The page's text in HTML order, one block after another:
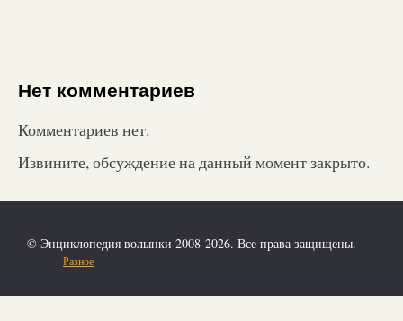
Нет комментариев
Комментариев нет.
Извините, обсуждение на данный момент закрыто.
© Энциклопедия волынки 2008-2026. Все права защищены.
Разное